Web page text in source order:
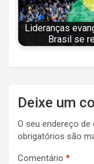
Lideranças
Brasil se
Navegação
de
Post
Deixe um
O seu endereço
obrigatórios são
Comentário *